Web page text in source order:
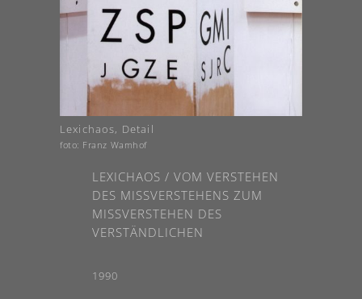
Lexichaos, Detail
foto: Franz Wamhof
LEXICHAOS / VOM VERSTEHEN
DES MISSVERSTEHENS ZUM M
ISSVERSTEHEN DES VE
RSTÄNDLICHEN
1990